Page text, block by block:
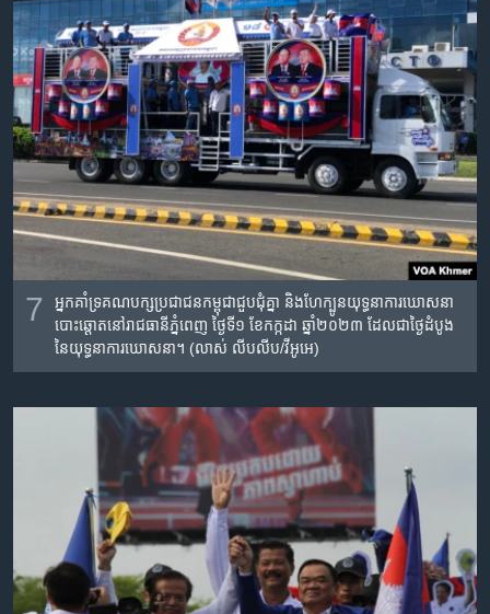
7
អ្នកគាំទ្រគណបក្សប្រជាជនកម្ពុជា​ជួបជុំ​គ្នា និងហែក្បូន​យុទ្ធនាការឃោសនា
បោះឆ្តោតនៅរាជធានី​ភ្នំពេញ ថ្ងៃទី១ ខែកក្កដា ឆ្នាំ២០២៣ ដែលជាថ្ងៃ​ដំបូង​
នៃ​យុទ្ធនាការ​ឃោសនា។ (លាស់ លីបលីប/វីអូអេ)